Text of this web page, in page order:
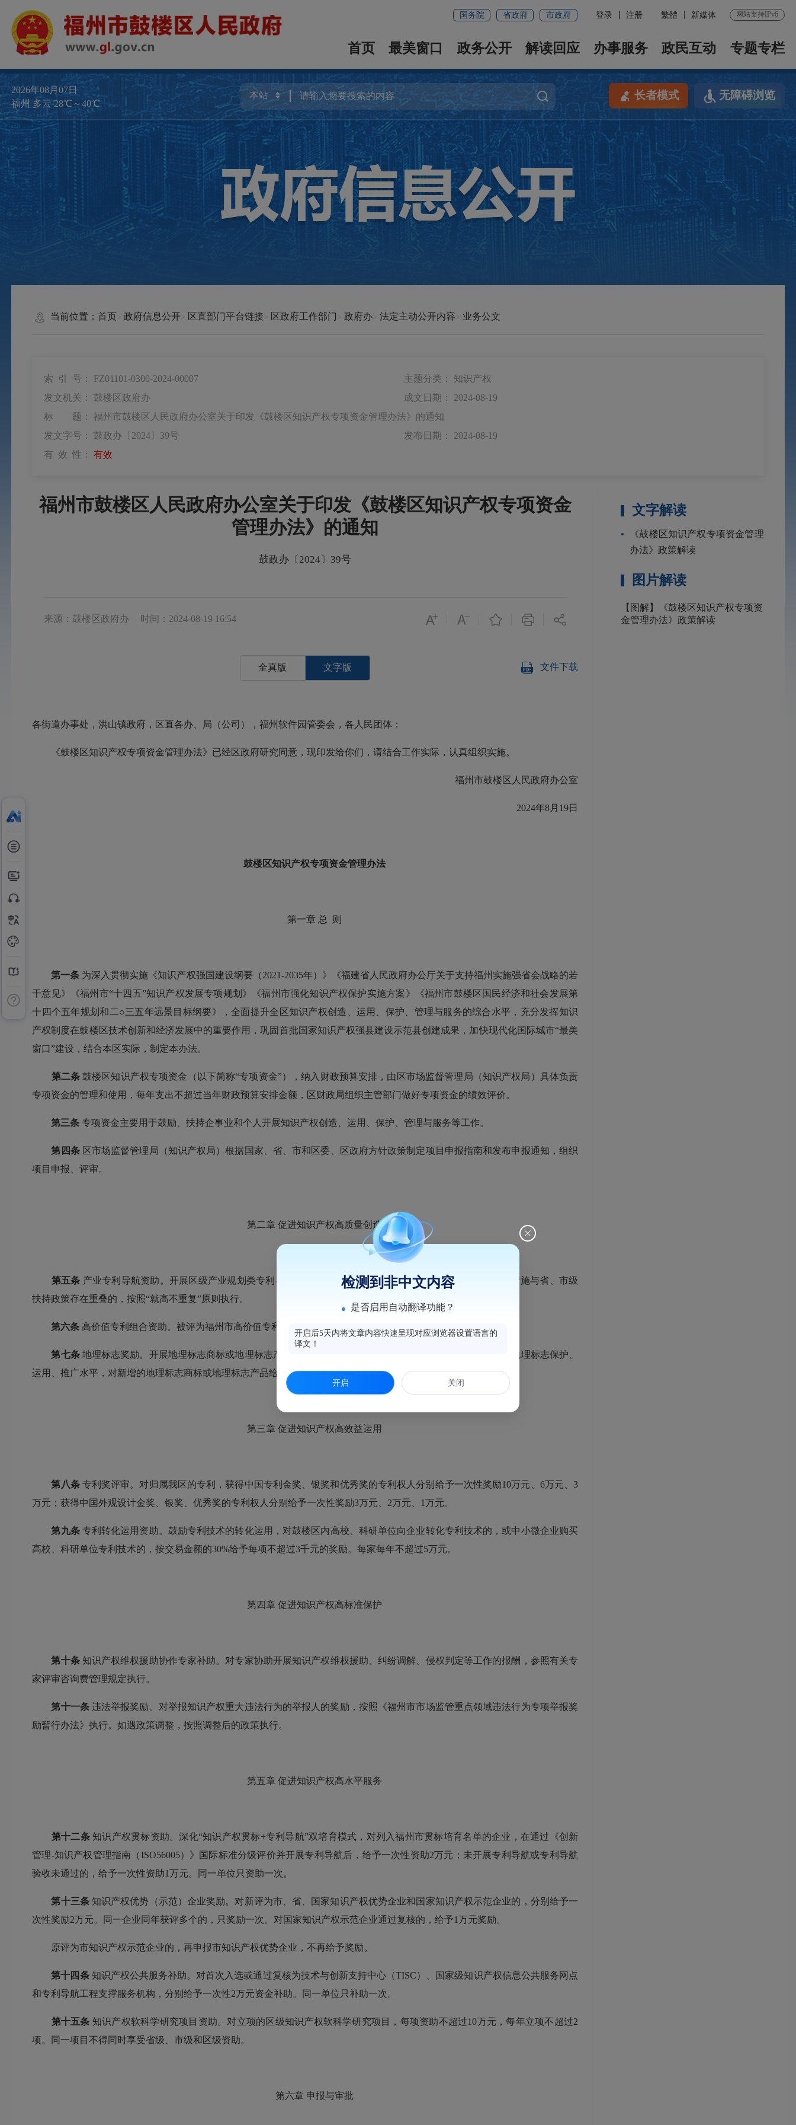
国务院 省政府 市政府 登录 注册 繁體 新媒体 网站支持IPv6
首页 最美窗口 政务公开 解读回应 办事服务 政民互动 专题专栏
2026年08月07日
福州 多云 28℃～40℃
长者模式 无障碍浏览
当前位置： 首页 政府信息公开 区直部门平台链接 区政府工作部门 政府办 法定主动公开内容 业务公文
索 引 号： FZ01101-0300-2024-00007 主题分类： 知识产权
发文机关： 鼓楼区政府办 成文日期： 2024-08-19
标 题： 福州市鼓楼区人民政府办公室关于印发《鼓楼区知识产权专项资金管理办法》的通知
发文字号： 鼓政办〔2024〕39号 发布日期： 2024-08-19
有 效 性： 有效
福州市鼓楼区人民政府办公室关于印发《鼓楼区知识产权专项资金
管理办法》的通知
鼓政办〔2024〕39号
来源：鼓楼区政府办 时间：2024-08-19 16:54
全真版 文字版 文件下载
各街道办事处，洪山镇政府，区直各办、局（公司），福州软件园管委会，各人民团体：
《鼓楼区知识产权专项资金管理办法》已经区政府研究同意，现印发给你们，请结合工作实际，认真组织实施。
福州市鼓楼区人民政府办公室
2024年8月19日
鼓楼区知识产权专项资金管理办法
第一章 总 则
第一条 为深入贯彻实施《知识产权强国建设纲要（2021-2035年）》《福建省人民政府办公厅关于支持福州实施强省会战略的若
干意见》《福州市“十四五”知识产权发展专项规划》《福州市强化知识产权保护实施方案》《福州市鼓楼区国民经济和社会发展第
十四个五年规划和二○三五年远景目标纲要》，全面提升全区知识产权创造、运用、保护、管理与服务的综合水平，充分发挥知识
产权制度在鼓楼区技术创新和经济发展中的重要作用，巩固首批国家知识产权强县建设示范县创建成果，加快现代化国际城市“最美
窗口”建设，结合本区实际，制定本办法。
第二条鼓楼区知识产权专项资金（以下简称“专项资金”），纳入财政预算安排，由区市场监督管理局（知识产权局）具体负责
专项资金的管理和使用，每年支出不超过当年财政预算安排金额，区财政局组织主管部门做好专项资金的绩效评价。
第三条 专项资金主要用于鼓励、扶持企事业和个人开展知识产权创造、运用、保护、管理与服务等工作。
第四条区市场监督管理局（知识产权局）根据国家、省、市和区委、区政府方针政策制定项目申报指南和发布申报通知，组织
项目申报、评审。
第二章 促进知识产权高质量创造
第五条 产业专利导航资助。开展区级产业规划类专利导航，每项资助不超过10万元，每年立项不超过2项。本措施与省、市级
扶持政策存在重叠的，按照“就高不重复”原则执行。
第六条 高价值专利组合资助。被评为福州市高价值专利组合的，每项资助2万元。
第七条地理标志奖励。开展地理标志商标或地理标志产品保护，打造以地理标志保护为载体的区域品牌，提升地理标志保护、
运用、推广水平，对新增的地理标志商标或地理标志产品给予权利人一次性资助5万元。
第三章 促进知识产权高效益运用
第八条专利奖评审。对归属我区的专利，获得中国专利金奖、银奖和优秀奖的专利权人分别给予一次性奖励10万元、6万元、3
万元；获得中国外观设计金奖、银奖、优秀奖的专利权人分别给予一次性奖励3万元、2万元、1万元。
第九条专利转化运用资助。鼓励专利技术的转化运用，对鼓楼区内高校、科研单位向企业转化专利技术的，或中小微企业购买
高校、科研单位专利技术的，按交易金额的30%给予每项不超过3千元的奖励。每家每年不超过5万元。
第四章 促进知识产权高标准保护
第十条知识产权维权援助协作专家补助。对专家协助开展知识产权维权援助、纠纷调解、侵权判定等工作的报酬，参照有关专
家评审咨询费管理规定执行。
第十一条违法举报奖励。对举报知识产权重大违法行为的举报人的奖励，按照《福州市市场监管重点领域违法行为专项举报奖
励暂行办法》执行。如遇政策调整，按照调整后的政策执行。
第五章 促进知识产权高水平服务
第十二条知识产权贯标资助。深化“知识产权贯标+专利导航”双培育模式，对列入福州市贯标培育名单的企业，在通过《创新
管理-知识产权管理指南（ISO56005）》国际标准分级评价并开展专利导航后，给予一次性资助2万元；未开展专利导航或专利导航
验收未通过的，给予一次性资助1万元。同一单位只资助一次。
第十三条知识产权优势（示范）企业奖励。对新评为市、省、国家知识产权优势企业和国家知识产权示范企业的，分别给予一
次性奖励2万元。同一企业同年获评多个的，只奖励一次。对国家知识产权示范企业通过复核的，给予1万元奖励。
原评为市知识产权示范企业的，再申报市知识产权优势企业，不再给予奖励。
第十四条知识产权公共服务补助。对首次入选或通过复核为技术与创新支持中心（TISC）、国家级知识产权信息公共服务网点
和专利导航工程支撑服务机构，分别给予一次性2万元资金补助。同一单位只补助一次。
第十五条 知识产权软科学研究项目资助。对立项的区级知识产权软科学研究项目，每项资助不超过10万元，每年立项不超过2
项。同一项目不得同时享受省级、市级和区级资助。
第六章 申报与审批
文字解读
《鼓楼区知识产权专项资金管理
办法》政策解读
图片解读
【图解】《鼓楼区知识产权专项资
金管理办法》政策解读
检测到非中文内容
是否启用自动翻译功能？
开启后5天内将文章内容快速呈现对应浏览器设置语言的
译文！
开启 关闭